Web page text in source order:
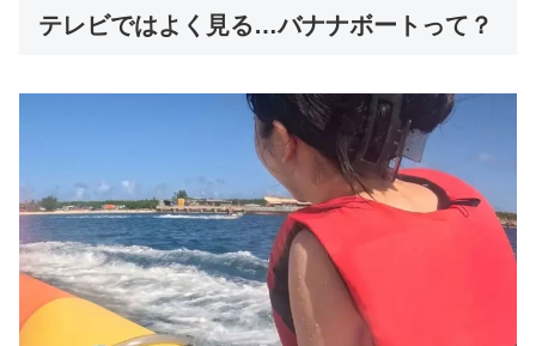
テレビではよく見る…バナナボートって？